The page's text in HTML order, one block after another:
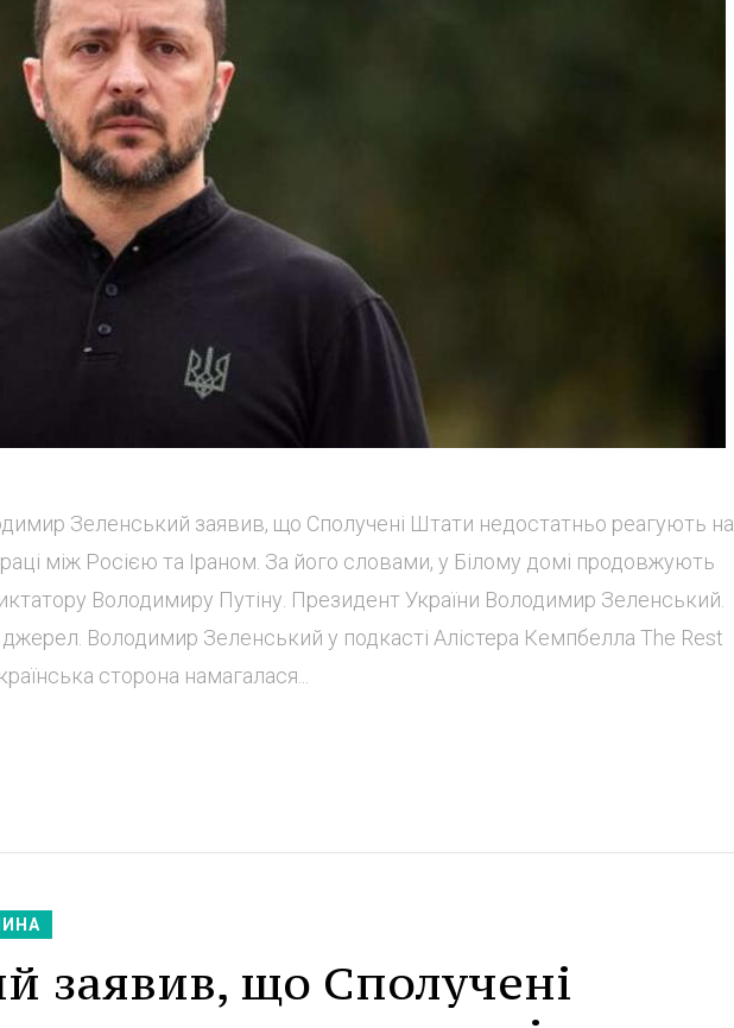
Зеленський заявив, що Сполучені Штати недостатньо реагують на
між Росією та Іраном. За його словами, у Білому домі продовжують
Володимиру Путіну. Президент України Володимир Зеленський.
Володимир Зеленський у подкасті Алістера Кемпбелла The Rest
сторона намагалася...
заявив, що Сполучені